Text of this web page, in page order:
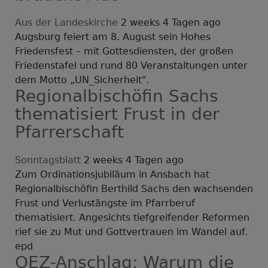
Aus der Landeskirche 2 weeks 4 Tagen ago
Augsburg feiert am 8. August sein Hohes
Friedensfest – mit Gottesdiensten, der großen
Friedenstafel und rund 80 Veranstaltungen unter
dem Motto „UN_Sicherheit".
Regionalbischöfin Sachs
thematisiert Frust in der
Pfarrerschaft
Sonntagsblatt 2 weeks 4 Tagen ago
Zum Ordinationsjubiläum in Ansbach hat
Regionalbischöfin Berthild Sachs den wachsenden
Frust und Verlustängste im Pfarrberuf
thematisiert. Angesichts tiefgreifender Reformen
rief sie zu Mut und Gottvertrauen im Wandel auf.
epd
OEZ-Anschlag: Warum die